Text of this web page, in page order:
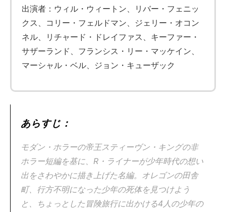
出演者：ウィル・ウィートン、リバー・フェニッ
クス、コリー・フェルドマン、ジェリー・オコン
ネル、リチャード・ドレイファス、キーファー・
サザーランド、フランシス・リー・マッケイン、
マーシャル・ベル、ジョン・キューザック
あらすじ：
モダン・ホラーの帝王スティーヴン・キングの非
ホラー短編を基に、R・ライナーが少年時代の想い
出をさわやかに描き上げた名編。オレゴンの田舎
町、行方不明になった少年の死体を見つけよう
と、ちょっとした冒険旅行に出かける4人の少年の